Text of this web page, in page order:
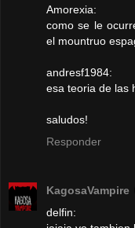
Amorexia:
como se le
el mountruo
andresf1984:
esa teoria de las
saludos!
Responder
KagosaVampire
delfin: